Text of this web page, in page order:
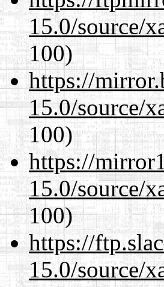
15.0/source/
100)
https://
15.0/source/
100)
https://
15.0/source/
100)
https://
15.0/source/